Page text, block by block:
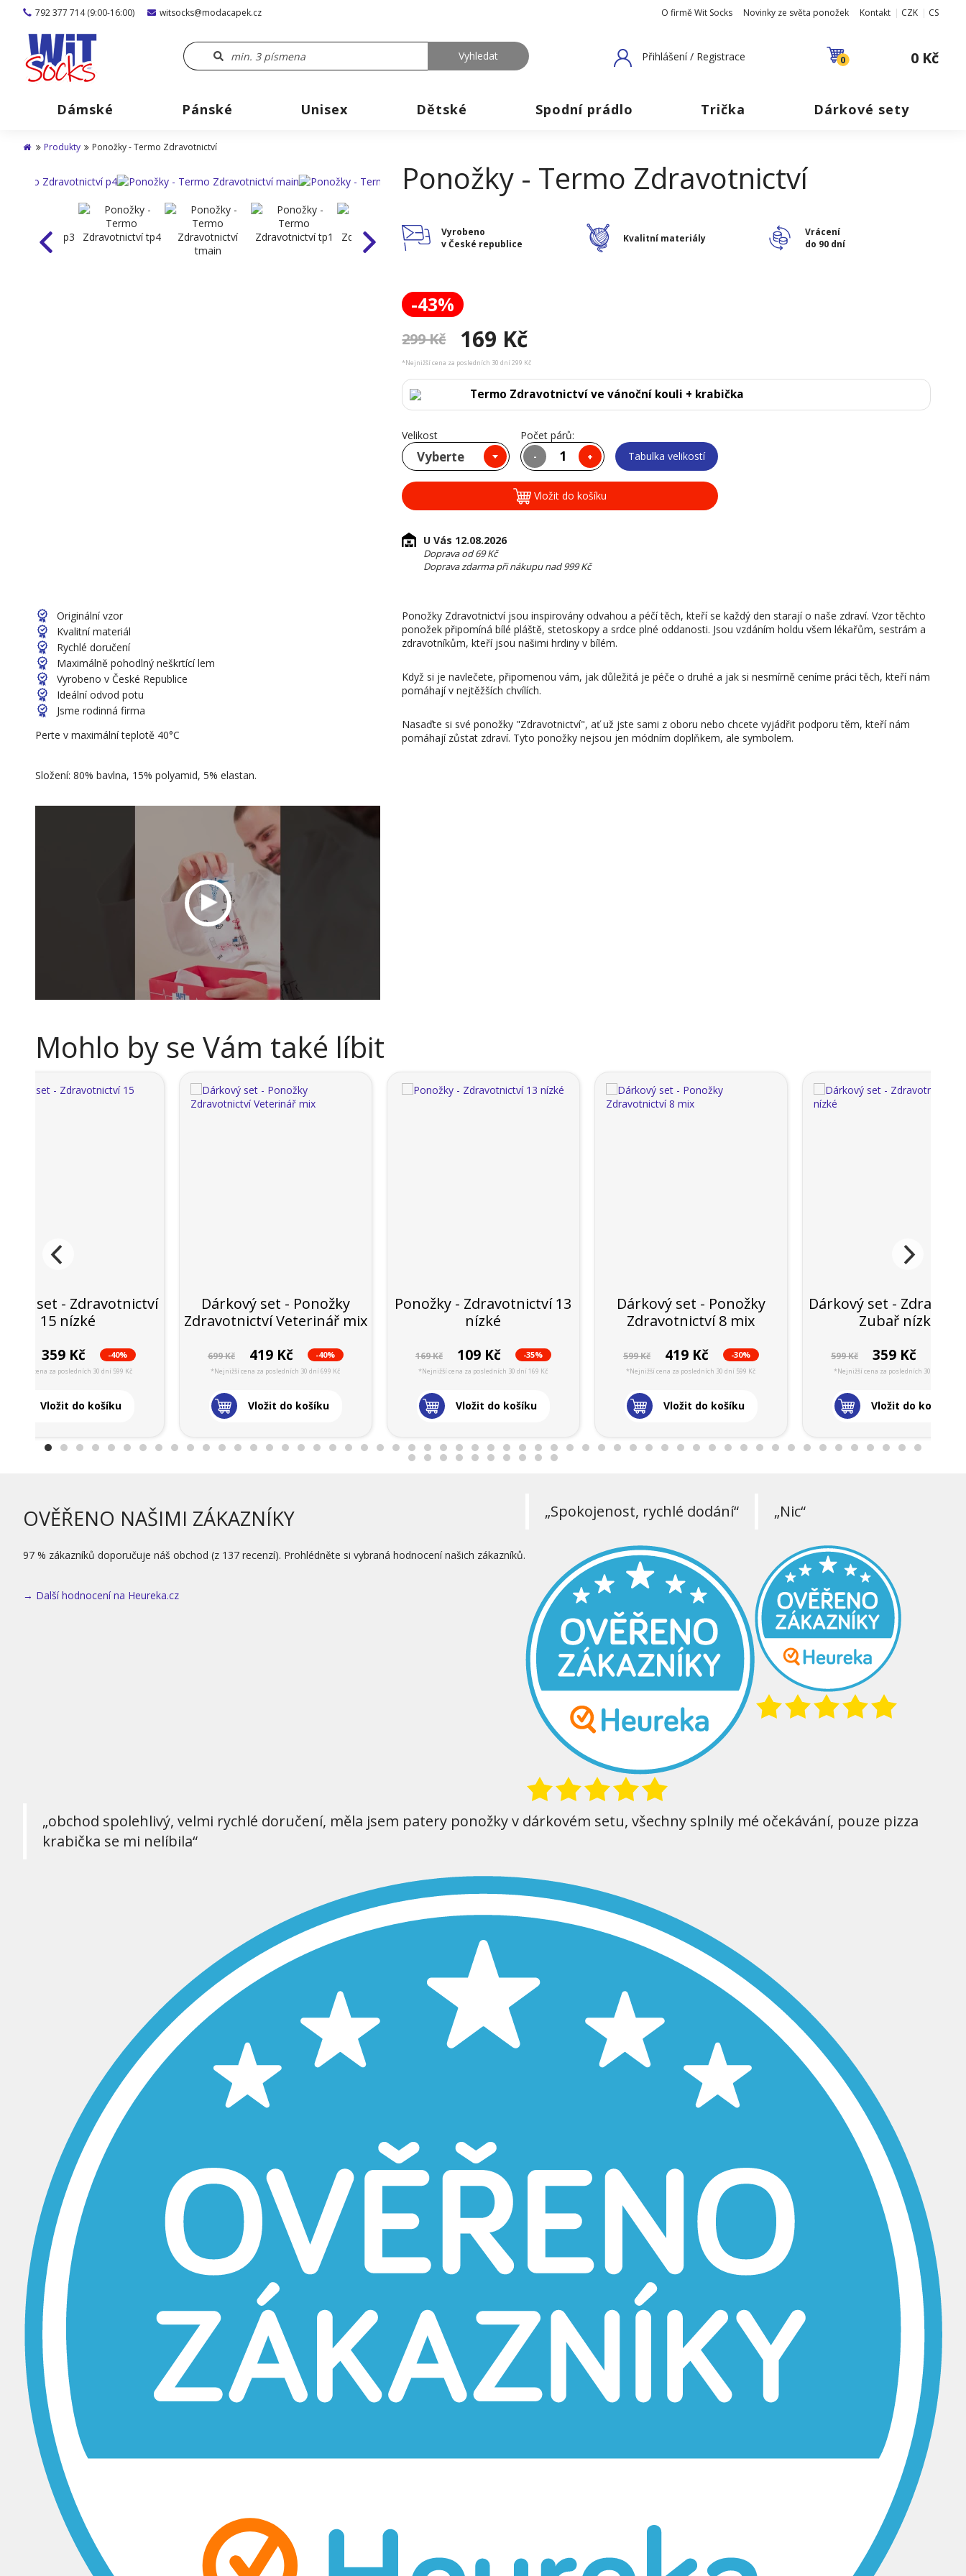
792 377 714 (9:00-16:00) witsocks@modacapek.cz O firmě Wit Socks Novinky ze světa ponožek Kontakt CZK CS
Přihlášení / Registrace 0 0 Kč
Dámské Pánské Unisex Dětské Spodní prádlo Trička Dárkové sety
Produkty Ponožky - Termo Zdravotnictví
Ponožky - Termo Zdravotnictví
Vyrobeno
v České republice
Kvalitní materiály
Vrácení
do 90 dní
-43%
299 Kč 169 Kč
*Nejnižší cena za posledních 30 dní 299 Kč
Termo Zdravotnictví ve vánoční kouli + krabička
Velikost
Vyberte
Počet párů:
- + Tabulka velikostí
Vložit do košíku
U Vás 12.08.2026
Doprava od 69 Kč
Doprava zdarma při nákupu nad 999 Kč
Originální vzor
Kvalitní materiál
Rychlé doručení
Maximálně pohodlný neškrtící lem
Vyrobeno v České Republice
Ideální odvod potu
Jsme rodinná firma
Perte v maximální teplotě 40°C
Složení: 80% bavlna, 15% polyamid, 5% elastan.
Ponožky Zdravotnictví jsou inspirovány odvahou a péčí těch, kteří se každý den starají o naše zdraví. Vzor těchto
ponožek připomíná bílé pláště, stetoskopy a srdce plné oddanosti. Jsou vzdáním holdu všem lékařům, sestrám a
zdravotníkům, kteří jsou našimi hrdiny v bílém.
Když si je navlečete, připomenou vám, jak důležitá je péče o druhé a jak si nesmírně ceníme práci těch, kteří nám
pomáhají v nejtěžších chvílích.
Nasaďte si své ponožky "Zdravotnictví", ať už jste sami z oboru nebo chcete vyjádřit podporu těm, kteří nám
pomáhají zůstat zdraví. Tyto ponožky nejsou jen módním doplňkem, ale symbolem.
Mohlo by se Vám také líbit
Ponožky - Zdravotnictví 13
nízké
169 Kč 109 Kč -35%
*Nejnižší cena za posledních 30 dní 169 Kč
Vložit do košíku
Dárkový set - Ponožky
Zdravotnictví 8 mix
599 Kč 419 Kč -30%
*Nejnižší cena za posledních 30 dní 599 Kč
Vložit do košíku
Dárkový set -
Zubař nízké
599 Kč 359 Kč
*Nejnižší cena za posledních 30 dní 599 Kč
Vložit do košíku
set - Zdravotnictví
15 nízké
359 Kč -40%
*Nejnižší cena za posledních 30 dní 599 Kč
Vložit do košíku
Dárkový set - Ponožky
Zdravotnictví Veterinář mix
699 Kč 419 Kč -40%
*Nejnižší cena za posledních 30 dní 699 Kč
Vložit do košíku
OVĚŘENO NAŠIMI ZÁKAZNÍKY
97 % zákazníků doporučuje náš obchod (z 137 recenzí). Prohlédněte si vybraná hodnocení našich zákazníků.
→ Další hodnocení na Heureka.cz
„Spokojenost, rychlé dodání“ „Nic“
„obchod spolehlivý, velmi rychlé doručení, měla jsem patery ponožky v dárkovém setu, všechny splnily mé očekávání, pouze pizza
krabička se mi nelíbila“